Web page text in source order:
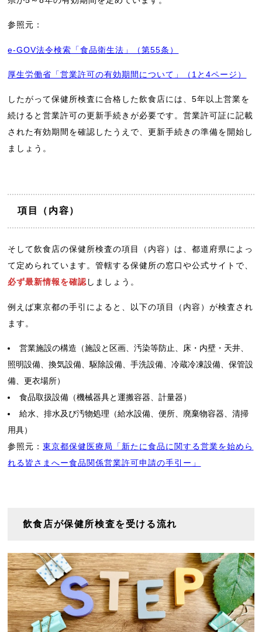
参照元：
e-GOV法令検索「食品衛生法」（第55条）
厚生労働省「営業許可の有効期間について」（1と4ページ）
したがって保健所検査に合格した飲食店には、5年以上営業を
続けると営業許可の更新手続きが必要です。営業許可証に記載
された有効期間を確認したうえで、更新手続きの準備を開始し
ましょう。
項目（内容）
そして飲食店の保健所検査の項目（内容）は、都道府県によっ
て定められています。管轄する保健所の窓口や公式サイトで、
必ず最新情報を確認しましょう。
例えば東京都の手引によると、以下の項目（内容）が検査され
ます。
営業施設の構造（施設と区画、汚染等防止、床・内壁・天井、
照明設備、換気設備、駆除設備、手洗設備、冷蔵冷凍設備、保管設
備、更衣場所）
食品取扱設備（機械器具と運搬容器、計量器）
給水、排水及び汚物処理（給水設備、便所、廃棄物容器、清掃
用具）
参照元：東京都保健医療局「新たに食品に関する営業を始めら
れる皆さまへー食品関係営業許可申請の手引ー」
飲食店が保健所検査を受ける流れ